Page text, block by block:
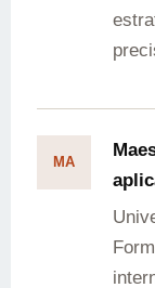
MA